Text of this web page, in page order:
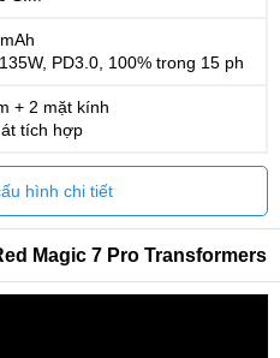
PD3.0, 100% trong 15 ph
+ 2 mặt kính
tích hợp
hình chi tiết
Magic 7 Pro Transformers